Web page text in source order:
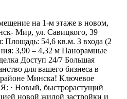
на 1-м этаже в новом,
Мир, ул. Савицкого, 39
Площадь: 54,6 кв.м. 3 входа (2
3,90 – 4,32 м Панорамные
Доступ 24/7 Большая
для вашего бизнеса в
Минска! Ключевое
Новый, быстрорастущий
новой жилой застройки и